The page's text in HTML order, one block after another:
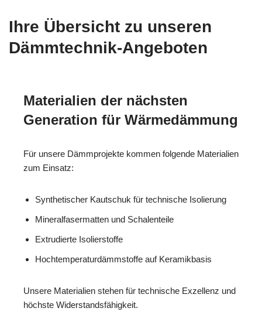
Ihre Übersicht zu unseren
Dämmtechnik-Angeboten
Materialien der nächsten
Generation für Wärmedämmung
Für unsere Dämmprojekte kommen folgende Materialien
zum Einsatz:
Synthetischer Kautschuk für technische Isolierung
Mineralfasermatten und Schalenteile
Extrudierte Isolierstoffe
Hochtemperaturdämmstoffe auf Keramikbasis
Unsere Materialien stehen für technische Exzellenz und
höchste Widerstandsfähigkeit.